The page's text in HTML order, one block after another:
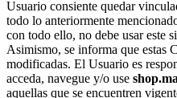
Usuario consiente quedar
todo lo anteriormente
con todo ello, no debe usar este
Asimismo, se informa que estas
modificadas. El Usuario es
acceda, navegue y/o use
aquellas que se encuentren